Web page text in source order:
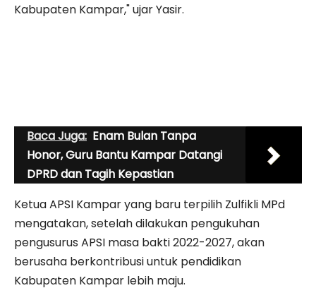
Kabupaten Kampar," ujar Yasir.
Baca Juga: Enam Bulan Tanpa
Honor, Guru Bantu Kampar Datangi
DPRD dan Tagih Kepastian
Ketua APSI Kampar yang baru terpilih Zulfikli MPd
mengatakan, setelah dilakukan pengukuhan
pengusurus APSI masa bakti 2022-2027, akan
berusaha berkontribusi untuk pendidikan
Kabupaten Kampar lebih maju.